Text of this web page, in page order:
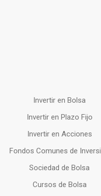
Invertir en Bolsa
Invertir en Plazo Fijo
Invertir en Acciones
Fondos Comunes de
Sociedad de Bolsa
Cursos de Bolsa